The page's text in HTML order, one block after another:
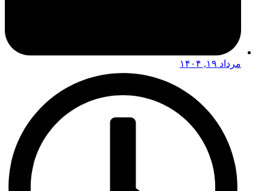
مرداد ۱۹, ۱۴۰۴